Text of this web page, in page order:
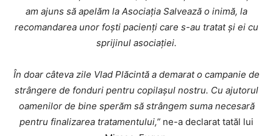
am ajuns să apelăm la Asociația Salvează o inimă, la
recomandarea unor foști pacienți care s-au tratat și ei cu
sprijinul asociației.
În doar câteva zile Vlad Plăcintă a demarat o campanie de
strângere de fonduri pentru copilașul nostru. Cu ajutorul
oamenilor de bine sperăm să strângem suma necesară
pentru finalizarea tratamentului,” ne-a declarat tatăl lui